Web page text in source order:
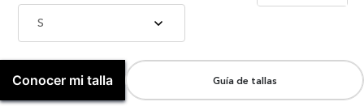
S
Conocer mi talla Guía de tallas